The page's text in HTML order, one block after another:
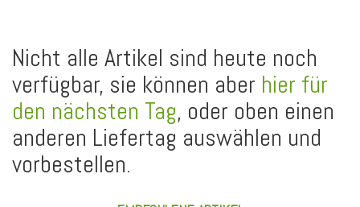
Nicht alle Artikel sind heute noch
verfügbar, sie können aber hier für
den nächsten Tag, oder oben einen
anderen Liefertag auswählen und
vorbestellen.